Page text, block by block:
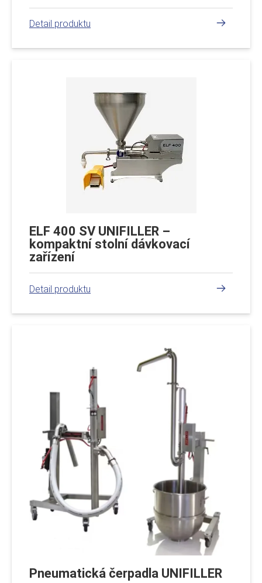
číst více
ELF 400 SV UNIFILLER –
kompaktní stolní dávkovací
zařízení
číst více
Pneumatická čerpadla UNIFILLER